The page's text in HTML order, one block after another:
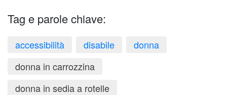
Tag e parole chiave:
accessibilità disabile
donna
donna in carrozzina
donna in sedia a rotelle